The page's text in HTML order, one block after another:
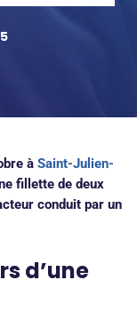
à Saint-Julien-
fillette de deux
conduit par un
d’une